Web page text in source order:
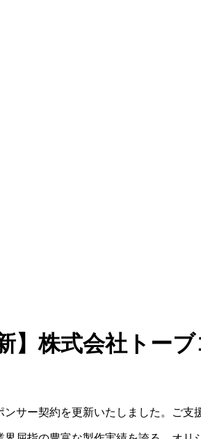
】株式会社トー
サー契約を更新いたしました。ご支